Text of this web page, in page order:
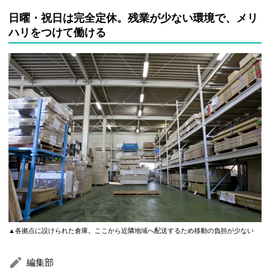
日曜・祝日は完全定休。残業が少ない環境で、メリ
ハリをつけて働ける
▲各拠点に設けられた倉庫。ここから近隣地域へ配送するため移動の負担が少ない
編集部